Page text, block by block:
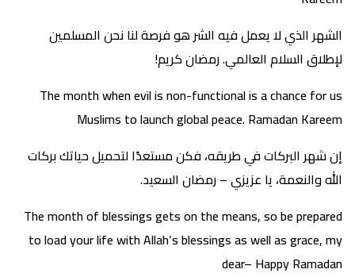
الشهر الذي لا يعمل فيه الشر هو فرصة لنا نحن المسلمين
لإطلاق السلام العالمي. رمضان كريم!
The month when evil is non-functional is a chance for us
Muslims to launch global peace. Ramadan Kareem
إن شهر البركات في طريقه، فكن مستعدًا لتحميل حياتك بركات
الله والنعمة، يا عزيزي – رمضان السعيد.
The month of blessings gets on the means, so be prepared
to load your life with Allah’s blessings as well as grace, my
dear– Happy Ramadan